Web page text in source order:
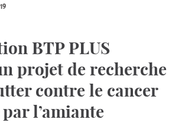
BTP PLUS
projet de recherche
contre le cancer
l’amiante